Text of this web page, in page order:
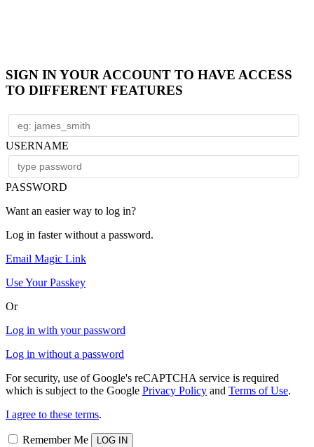
SIGN IN YOUR ACCOUNT TO HAVE ACCESS
TO DIFFERENT FEATURES
USERNAME
PASSWORD
Want an easier way to log in?
Log in faster without a password.
Email Magic Link
Use Your Passkey
Or
Log in with your password
Log in without a password
For security, use of Google's reCAPTCHA service is required
which is subject to the Google Privacy Policy and Terms of Use.
I agree to these terms.
Remember Me